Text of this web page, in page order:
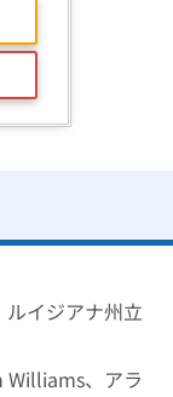
イジアナ州立
Williams、アラ